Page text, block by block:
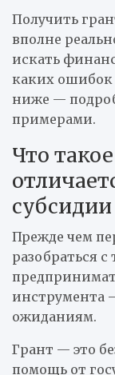
Получить
вполне
искать
каких ошибок
ниже —
примерами.
Что
субсидии
Прежде чем
разобраться
инструмента
ожиданиям.
Грант — это
помощь от